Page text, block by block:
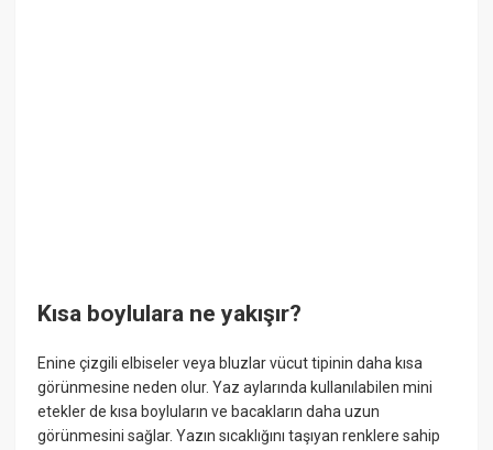
Kısa boylulara ne yakışır?
Enine çizgili elbiseler veya bluzlar vücut tipinin daha kısa
görünmesine neden olur. Yaz aylarında kullanılabilen mini
etekler de kısa boyluların ve bacakların daha uzun
görünmesini sağlar. Yazın sıcaklığını taşıyan renklere sahip